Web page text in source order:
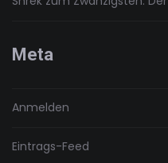
Meta
Anmelden
Eintrags-Feed